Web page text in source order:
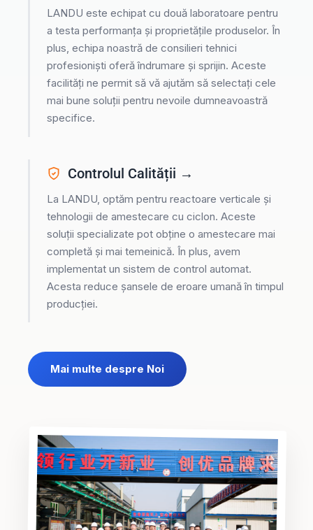
LANDU este echipat cu două laboratoare pentru
a testa performanța și proprietățile produselor. În
plus, echipa noastră de consilieri tehnici
profesioniști oferă îndrumare și sprijin. Aceste
facilități ne permit să vă ajutăm să selectați cele
mai bune soluții pentru nevoile dumneavoastră
specifice.
Controlul Calității →
La LANDU, optăm pentru reactoare verticale și
tehnologii de amestecare cu ciclon. Aceste
soluții specializate pot obține o amestecare mai
completă și mai temeinică. În plus, avem
implementat un sistem de control automat.
Acesta reduce șansele de eroare umană în timpul
producției.
Mai multe despre Noi